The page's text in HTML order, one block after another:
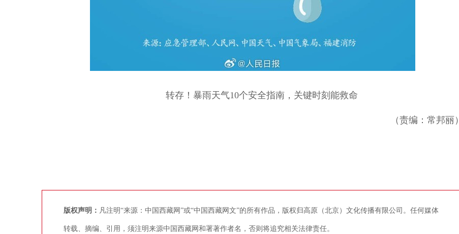
转存！暴雨天气10个安全指南，关键时刻能救命
（责编：常邦丽）
版权声明： 凡注明“来源：中国西藏网”或“中国西藏网文”的所有作品，版权归高原（北京）文化传播有限公司。任何媒体
转载、摘编、引用，须注明来源中国西藏网和署著作者名，否则将追究相关法律责任。